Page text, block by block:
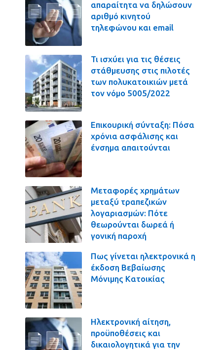
απαραίτητα να δηλώσουν
αριθμό κινητού
τηλεφώνου και email
Τι ισχύει για τις θέσεις
στάθμευσης στις πιλοτές
των πολυκατοικιών μετά
τον νόμο 5005/2022
Επικουρική σύνταξη: Πόσα
χρόνια ασφάλισης και
ένσημα απαιτούνται
Μεταφορές χρημάτων
μεταξύ τραπεζικών
λογαριασμών: Πότε
θεωρούνται δωρεά ή
γονική παροχή
Πως γίνεται ηλεκτρονικά η
έκδοση Βεβαίωσης
Μόνιμης Κατοικίας
Ηλεκτρονική αίτηση,
προϋποθέσεις και
δικαιολογητικά για την